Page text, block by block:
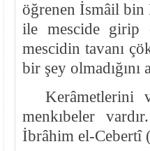
öğrenen İsmâil bin
ile mescide girip
mescidin tavanı
bir şey olmadığını
Kerâmetlerini
menkıbeler
İbrâhim el-Cebertî